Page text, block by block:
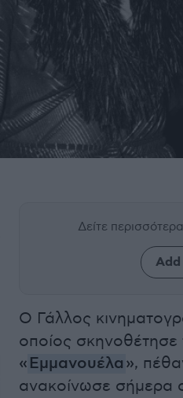
Δείτε
Ο Γάλλος
οποίος σκηνοθέτησε
« Εμμανουέλα »,
ανακοίνωσε σήμερα